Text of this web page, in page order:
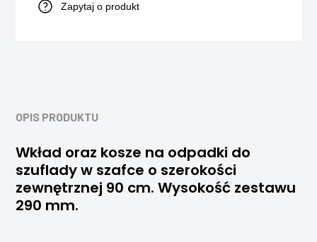
Zapytaj o produkt
OPIS PRODUKTU
Wkład oraz kosze na odpadki do
szuflady w szafce o szerokości
zewnętrznej 90 cm. Wysokość zestawu
290 mm.